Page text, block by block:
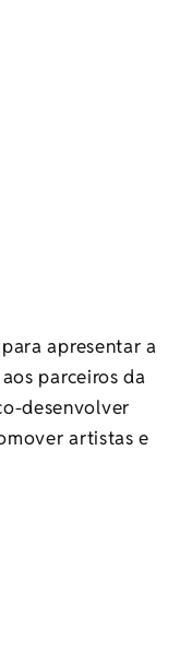
apresentar a
parceiros da
desenvolver
artistas e